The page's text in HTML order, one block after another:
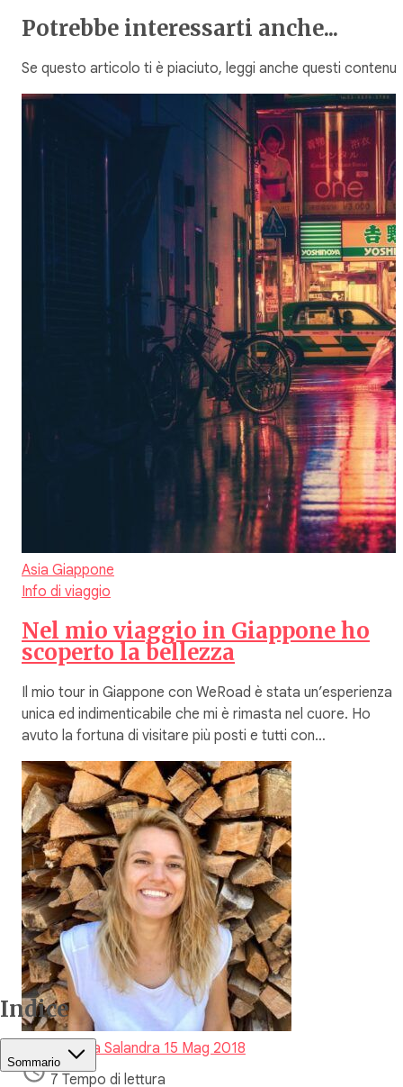
Indice
Sommario
Potrebbe interessarti anche...
Se questo articolo ti è piaciuto, leggi anche questi
Asia Giappone
Info di viaggio
Nel mio viaggio in Giappone ho
scoperto la bellezza
Il mio tour in Giappone con WeRoad è stata un’esperienza
unica ed indimenticabile che mi è rimasta nel cuore. Ho
avuto la fortuna di visitare più posti e tutti con…
Elizabeth La Salandra 15 Mag 2018
7 Tempo di lettura